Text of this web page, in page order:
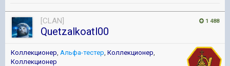
1 488
[CLAN]
Quetzalkoatl00
Коллекционер, Альфа-тестер, Коллекционер,
Коллекционер